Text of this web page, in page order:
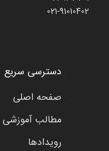
021-91010402
دسترسی سریع
صفحه اصلی
مطالب آموزشی
رویدادها